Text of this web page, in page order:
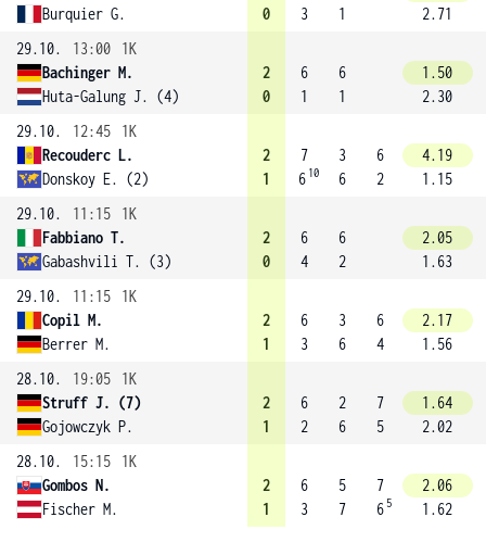
Burquier G.
0
3
1
2.71
29.10.
13:00
1K
Bachinger M.
Huta-Galung J. (4)
2
0
6
1
6
1
1.50
2.30
29.10.
12:45
1K
Recouderc L.
Donskoy E. (2)
2
1
7
6 10
3
6
6
2
4.19
1.15
29.10.
11:15
1K
Fabbiano T.
Gabashvili T. (3)
2
0
6
4
6
2
2.05
1.63
29.10.
11:15
1K
Copil M.
Berrer M.
2
1
6
3
3
6
6
4
2.17
1.56
28.10.
19:05
1K
Struff J. (7)
Gojowczyk P.
2
1
6
2
2
6
7
5
1.64
2.02
28.10.
15:15
1K
Gombos N.
Fischer M.
2
1
6
3
5
7
7
6 5
2.06
1.62